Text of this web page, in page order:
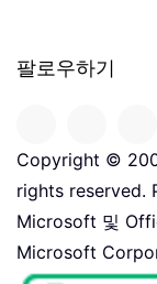
팔로우하기
Copyright ©
rights reserved.
Microsoft 및
Microsoft